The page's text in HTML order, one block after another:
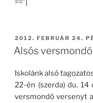
==”]
BEKÜLDVE:
2012. FEBRUÁR 24.
Alsós
Iskolánk alsó
22-én (szerda) du.
versmondó versenyt